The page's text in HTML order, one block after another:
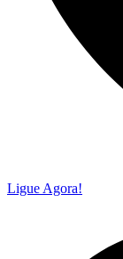
Ligue Agora!